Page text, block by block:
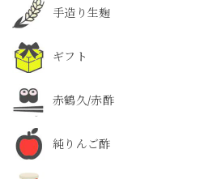
手造り生麹
ギフト
赤鶴久/赤酢
純りんご酢